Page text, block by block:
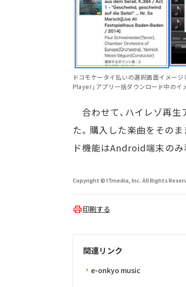
ドコモケータイ払いの選択画面イメージ
Player」アプリ一括ダウンロード中のイメ
合わせて、ハイレゾ再生
た。購入した楽曲をその
ド機能はAndroid端末のみ
Copyright © ITmedia, Inc. All Rights
印刷する
関連リンク
e-onkyo music